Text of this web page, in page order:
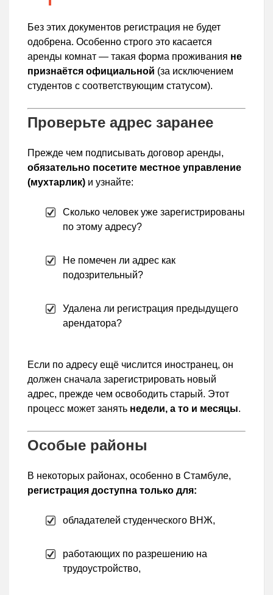
Без этих документов регистрация не будет
одобрена. Особенно строго это касается
аренды комнат — такая форма проживания не
признаётся официальной (за исключением
студентов с соответствующим статусом).
Проверьте адрес заранее
Прежде чем подписывать договор аренды,
обязательно посетите местное управление
(мухтарлик) и узнайте:
Сколько человек уже зарегистрированы
по этому адресу?
Не помечен ли адрес как
подозрительный?
Удалена ли регистрация предыдущего
арендатора?
Если по адресу ещё числится иностранец, он
должен сначала зарегистрировать новый
адрес, прежде чем освободить старый. Этот
процесс может занять недели, а то и месяцы.
Особые районы
В некоторых районах, особенно в Стамбуле,
регистрация доступна только для:
обладателей студенческого ВНЖ,
работающих по разрешению на
трудоустройство,